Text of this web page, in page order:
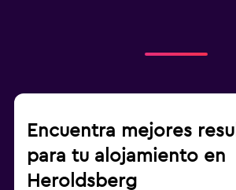
Encuentra mejores
para tu alojamiento en
Heroldsberg